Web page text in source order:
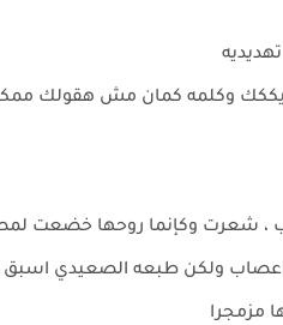
وكلمه كمان مش هقولك
، شعرت وكإنما روحها خضعت
اعصاب ولكن طبعه الصعيدي
مزمجرا